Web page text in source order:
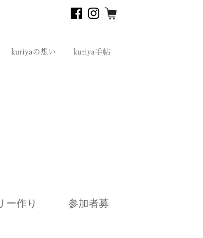
kuriyaの想い kuriya手帖
リー作り 参加者募